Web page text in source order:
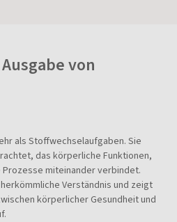
von
als Stoffwechselaufgaben. Sie
das körperliche Funktionen,
miteinander verbindet.
Verständnis und zeigt
körperlicher Gesundheit und